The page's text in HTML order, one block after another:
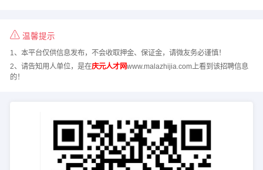
温馨提示
1、本平台仅供信息发布，不会收取押金、保证金，请微友务必谨慎！
2、请告知用人单位，是在庆元人才网www.malazhijia.com上看到该招聘信息
的！